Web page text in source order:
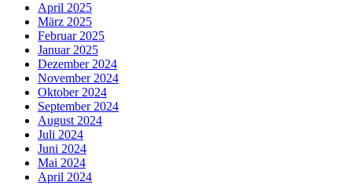
April 2025
März 2025
Februar 2025
Januar 2025
Dezember 2024
November 2024
Oktober 2024
September 2024
August 2024
Juli 2024
Juni 2024
Mai 2024
April 2024